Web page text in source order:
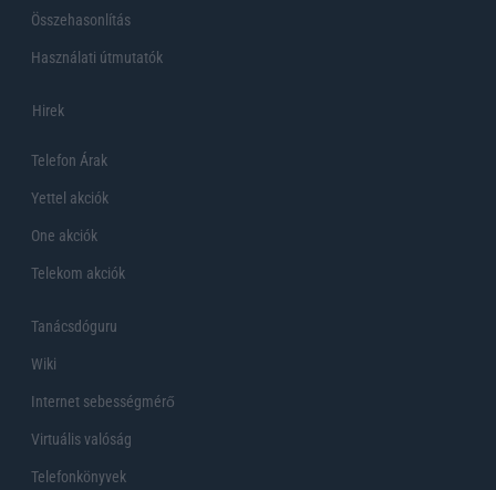
Összehasonlítás
Használati útmutatók
Hirek
Telefon Árak
Yettel akciók
One akciók
Telekom akciók
Tanácsdóguru
Wiki
Internet sebességmérő
Virtuális valóság
Telefonkönyvek